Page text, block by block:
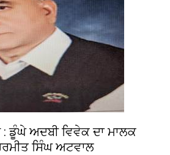
ਡੂੰਘੇ ਅਦਬੀ ਵਿਵੇਕ ਦਾ ਮਾਲਕ
ਸਿੰਘ ਅਟਵਾਲ